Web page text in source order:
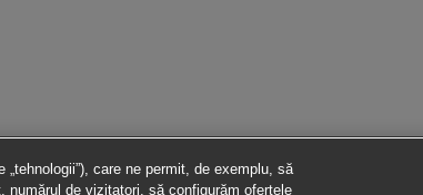
care ne permit, de exemplu, să
numărul de vizitatori, să configurăm ofertele